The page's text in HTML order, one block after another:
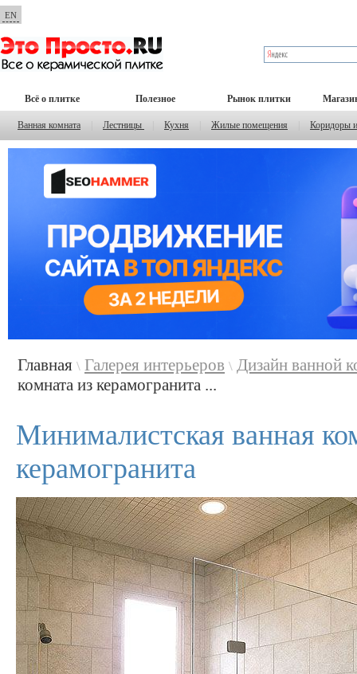
EN
Всё о плитке Полезное Рынок плитки
Ванная комната Лестницы Кухня Жилые помещения Коридоры
Главная \ Галерея интерьеров \ Дизайн ванной
комната из керамогранита ...
Минималистская ванная
керамогранита